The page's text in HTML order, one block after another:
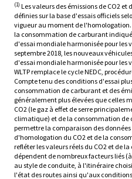
(1) Les valeurs des émissions de CO2
définies sur la base d'essais officiels
vigueur au moment de l'homologation.
la consommation de carburant
d'essai mondiale harmonisée pour les
septembre 2018, les nouveaux
d'essai mondiale harmonisée pour les
WLTP remplace le cycle NEDC,
Compte tenu des conditions d'essai
consommation de carburant et des
généralement plus élevées que celles
CO2 (le gaz à effet de serre
climatique) et de la consommation de
permettre la comparaison des
d'homologation du CO2 et de la
refléter les valeurs réels du CO2 et de
dépendent de nombreux facteurs liés
au style de conduite, à l'itinéraire
l'état des routes ainsi qu'aux